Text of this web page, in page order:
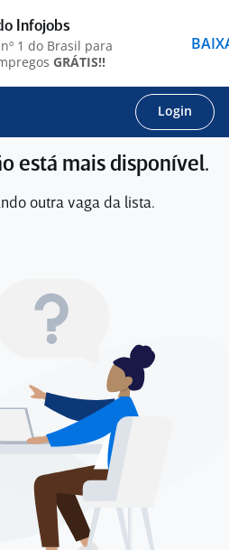
Login
está mais disponível.
outra vaga da lista.
Infojobs
1 do Brasil para
GRÁTIS!!